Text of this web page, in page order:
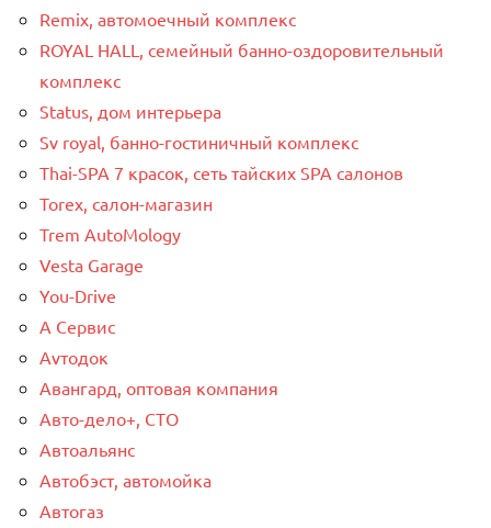
Remix, автомоечный комплекс
ROYAL HALL, семейный банно-оздоровительный
комплекс
Status, дом интерьера
Sv royal, банно-гостиничный комплекс
Thai-SPA 7 красок, сеть тайских SPA салонов
Torex, салон-магазин
Trem AutoMology
Vesta Garage
You-Drive
А Сервис
Аvтодок
Авангард, оптовая компания
Авто-дело+, СТО
Автоальянс
Автобэст, автомойка
Автогаз